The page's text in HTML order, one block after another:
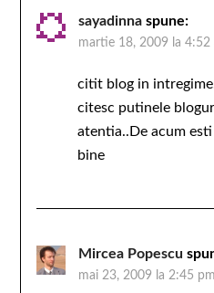
sayadinna spune:
martie 18, 2009 la 4:52
citit blog in
citesc putinele
atentia..De acum
bine
Mircea Popescu
mai 23, 2009 la 2:45 pm